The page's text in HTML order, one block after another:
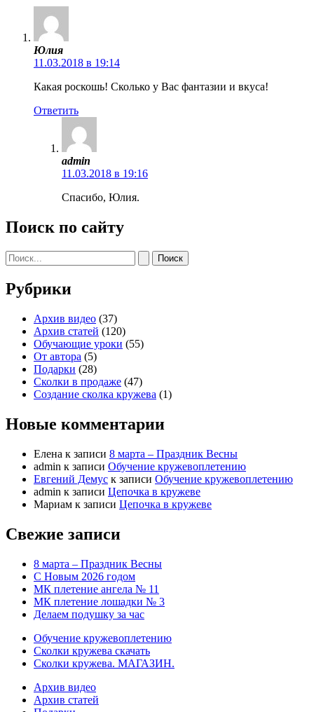
Юлия
11.03.2018 в 19:14
Какая роскошь! Сколько у Вас фантазии и вкуса!
Ответить
admin
11.03.2018 в 19:16
Спасибо, Юлия.
Поиск по сайту
Поиск:
Рубрики
Архив видео (37)
Архив статей (120)
Обучающие уроки (55)
От автора (5)
Подарки (28)
Сколки в продаже (47)
Создание сколка кружева (1)
Новые комментарии
Елена к записи 8 марта – Праздник Весны
admin к записи Обучение кружевоплетению
Евгений Демус к записи Обучение кружевоплетению
admin к записи Цепочка в кружеве
Мариам к записи Цепочка в кружеве
Свежие записи
8 марта – Праздник Весны
С Новым 2026 годом
МК плетение ангела № 11
МК плетение лошадки № 3
Делаем подушку за час
Обучение кружевоплетению
Сколки кружева скачать
Сколки кружева. МАГАЗИН.
Архив видео
Архив статей